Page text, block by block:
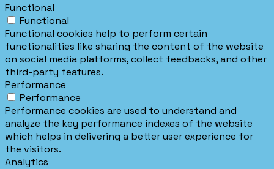
Functional
Functional
Functional cookies help to perform certain
functionalities like sharing the content of the website
on social media platforms, collect feedbacks, and other
third-party features.
Performance
Performance
Performance cookies are used to understand and
analyze the key performance indexes of the website
which helps in delivering a better user experience for
the visitors.
Analytics